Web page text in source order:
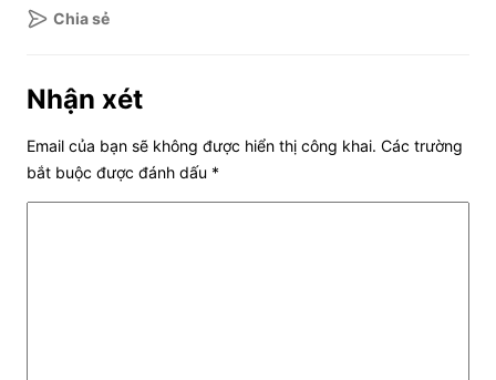
Chia sẻ
Nhận xét
Email của bạn sẽ không được hiển thị công khai. Các trường
bắt buộc được đánh dấu *